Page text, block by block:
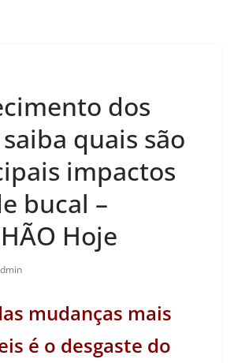
dos
quais são
impactos
bucal –
Hoje
mudanças mais
é o desgaste do